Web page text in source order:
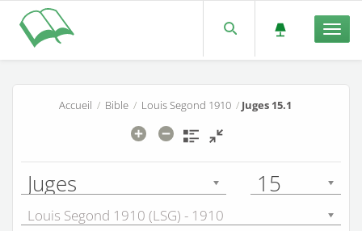
Accueil / Bible / Louis Segond 1910 / Juges 15.1
Juges 15
Louis Segond 1910 (LSG) - 1910